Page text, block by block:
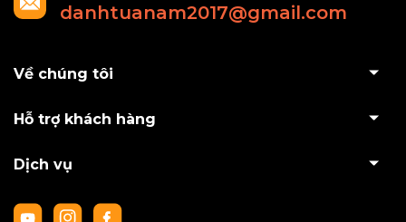
danhtuanam2017@gmail.com
Về chúng tôi
Hỗ trợ khách hàng
Dịch vụ